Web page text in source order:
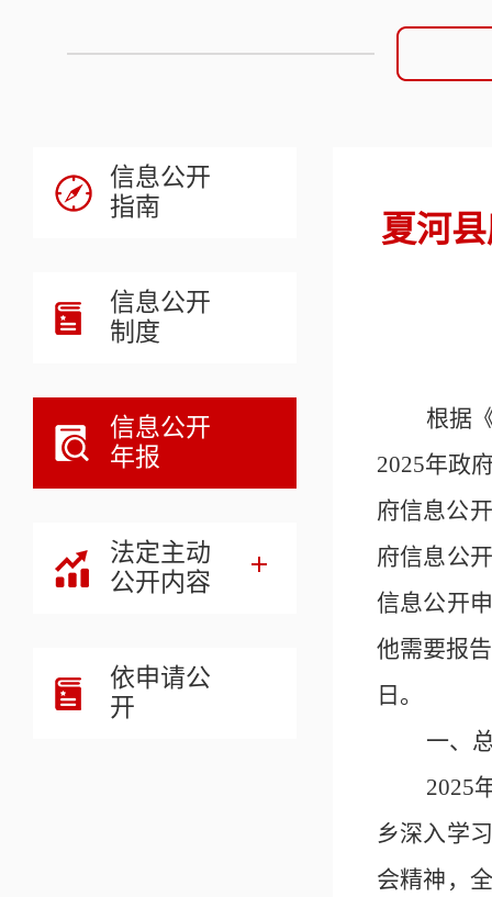
信息公开
指南
信息公开
制度
信息公开
年报
法定主动
公开内容
依申请公
开
夏河
根据
2025年政
府信息公
府信息公
信息公开
他需要报
日。
一、
2025
乡深入学
会精神，